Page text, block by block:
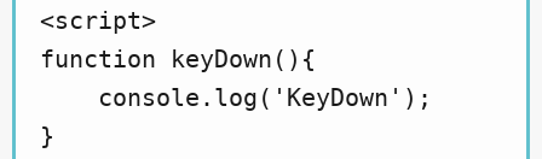
<script>
function keyDown(){
    console.log('KeyDown');
}